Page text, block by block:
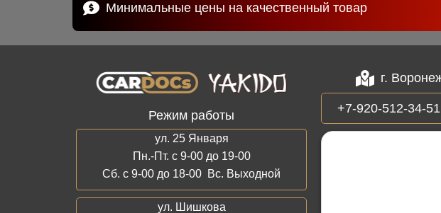
Минимальные цены на качественный товар
Режим работы
ул. 25 Января
Пн.-Пт. с 9-00 до 19-00
Сб. с 9-00 до 18-00 Вс. Выходной
ул. Шишкова
г.
+7-920-512-34-51